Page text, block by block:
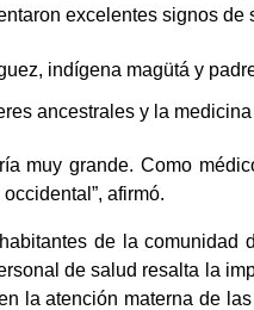
excelentes signos de
indígena magütá y
ancestrales y la
muy grande. Como
afirmó.
de la comunidad
de salud resalta la
la atención materna de